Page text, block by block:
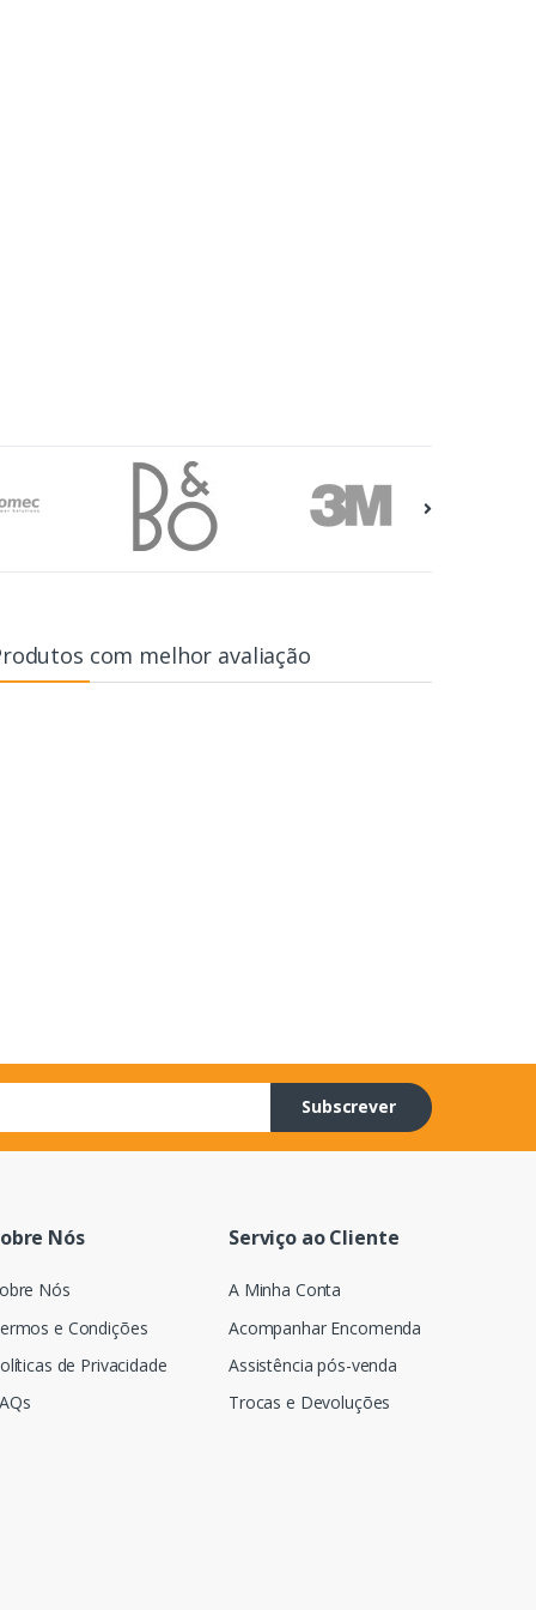
com melhor avaliação
Subscrever
Nós
Nós
e Condições
de Privacidade
Serviço ao Cliente
A Minha Conta
Acompanhar Encomenda
Assistência pós-venda
Trocas e Devoluções